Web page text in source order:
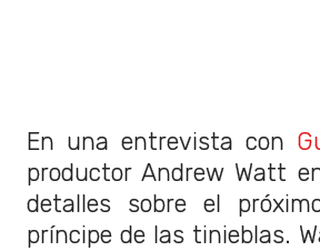
En una entrevista con
productor Andrew Watt
detalles sobre el
príncipe de las tinieblas.